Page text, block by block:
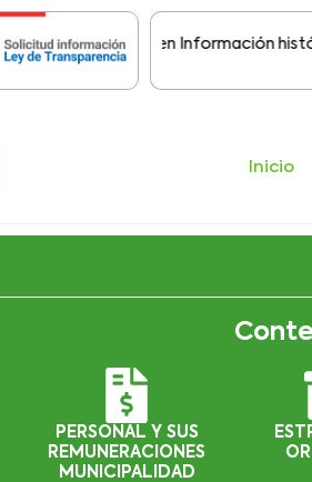
contienen Información histórica
Inicio
PERSONAL Y SUS
REMUNERACIONES
MUNICIPALIDAD